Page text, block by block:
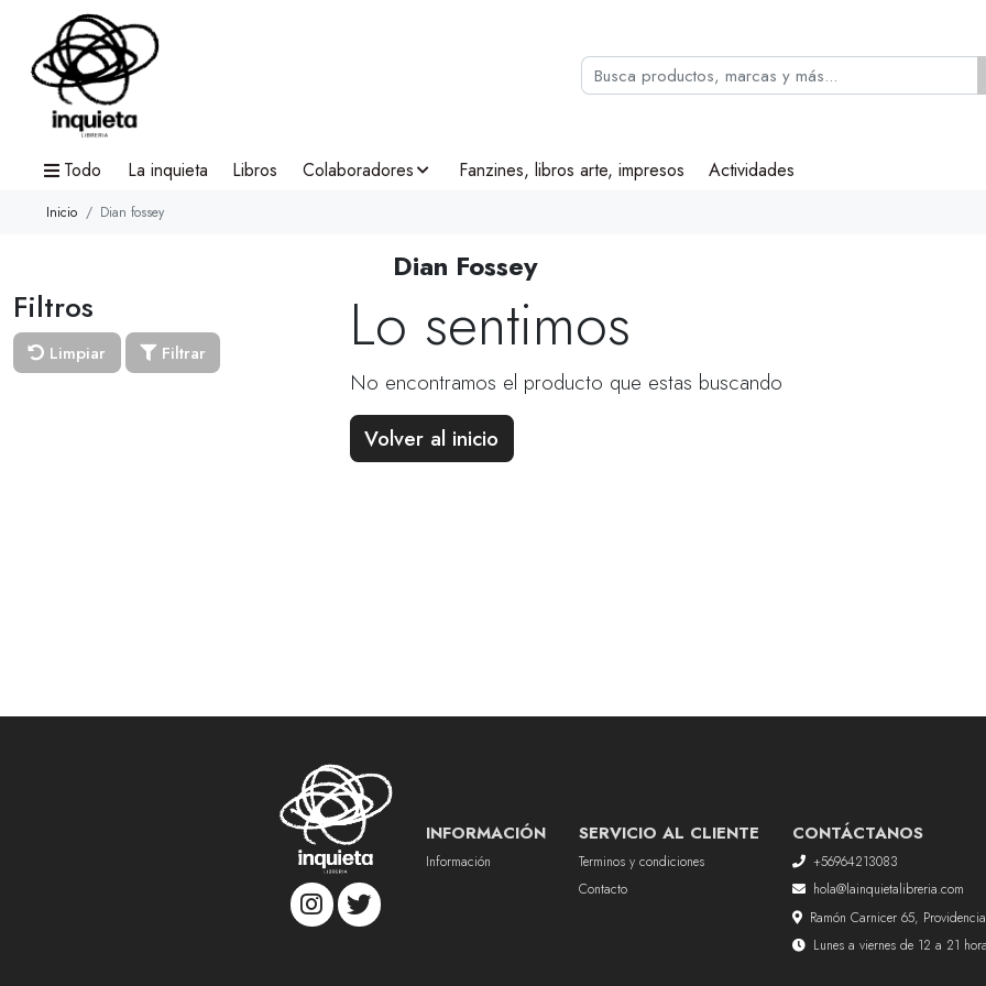
Todo La inquieta Libros Colaboradores Fanzines, libros arte, impresos Actividades
Inicio Dian fossey
Dian Fossey
Filtros
Limpiar Filtrar Lo sentimos
No encontramos el producto que estas buscando
Volver al inicio
INFORMACIÓN
Información
SERVICIO AL CLIENTE
Terminos y condiciones
Contacto
CONTÁCTANOS
+56964213083
hola@lainquietalibreria.com
Ramón Carnicer 65,
Lunes a viernes de 12 a 21